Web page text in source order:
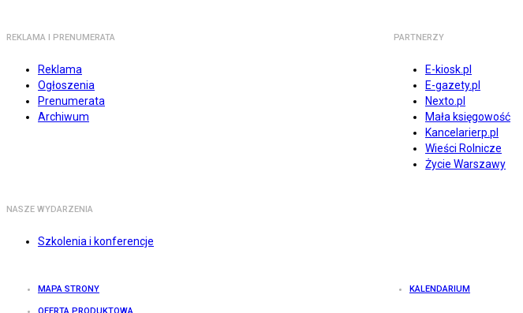
REKLAMA I PRENUMERATA
Reklama
Ogłoszenia
Prenumerata
Archiwum
PARTNERZY
E-kiosk.pl
E-gazety.pl
Nexto.pl
Mała księgowość
Kancelarierp.pl
Wieści Rolnicze
Życie Warszawy
NASZE WYDARZENIA
Szkolenia i konferencje
MAPA STRONY KALENDARIUM